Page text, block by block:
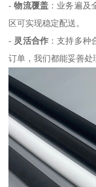
-物流覆盖 ：业务遍
区可实现稳定配送。
- 灵活合作 ：支持多
订单，我们都能妥善处